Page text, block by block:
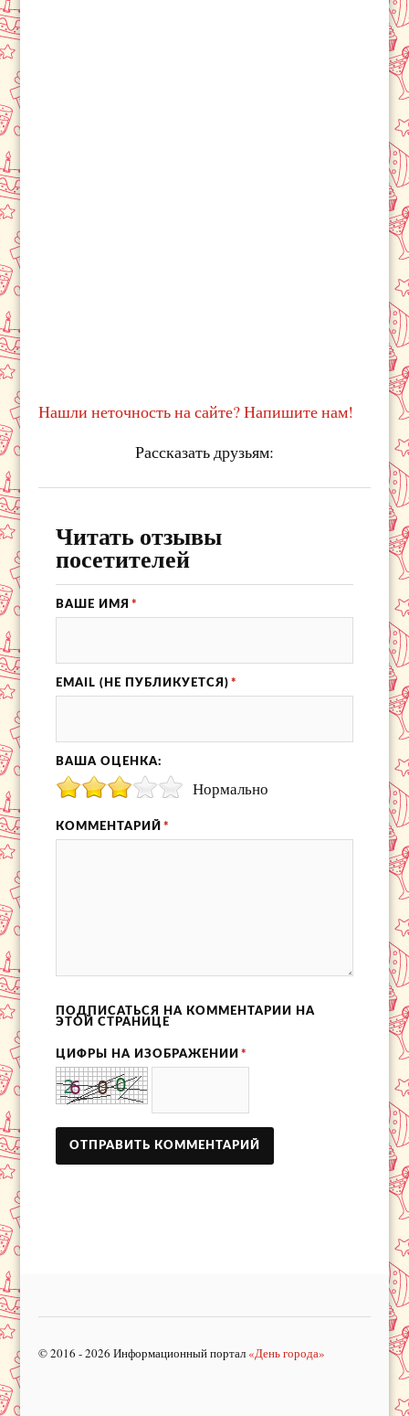
Нашли неточность на сайте? Напишите нам!
Рассказать друзьям:
Читать отзывы
посетителей
ВАШЕ ИМЯ *
EMAIL (НЕ ПУБЛИКУЕТСЯ) *
ВАША ОЦЕНКА:
Нормально
КОММЕНТАРИЙ *
ПОДПИСАТЬСЯ НА КОММЕНТАРИИ НА
ЭТОЙ СТРАНИЦЕ
ЦИФРЫ НА ИЗОБРАЖЕНИИ *
© 2016 - 2026 Информационный портал «День города»